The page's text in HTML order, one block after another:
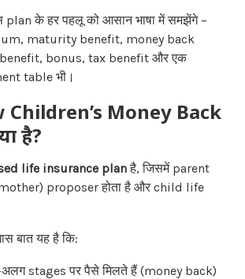
plan के हर पहलू को आसान भाषा में समझेंगे –
maturity benefit, money back
bonus, tax benefit और एक
table भी।
Children’s Money Back
है?
life insurance planहै, जिसमें parent
proposer होता है और child life
बात यह है कि:
stages पर पैसे मिलते हैं (money back)